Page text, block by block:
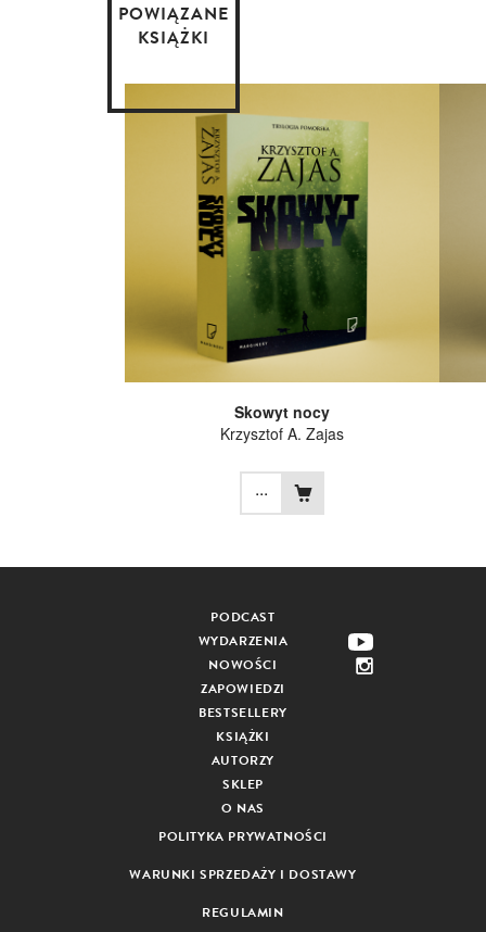
POWIĄZANE
KSIĄŻKI
Skowyt nocy
Krzysztof A. Zajas
...
PODCAST
WYDARZENIA
NOWOŚCI
ZAPOWIEDZI
BESTSELLERY
KSIĄŻKI
AUTORZY
SKLEP
O NAS
POLITYKA PRYWATNOŚCI
WARUNKI SPRZEDAŻY I DOSTAWY
REGULAMIN